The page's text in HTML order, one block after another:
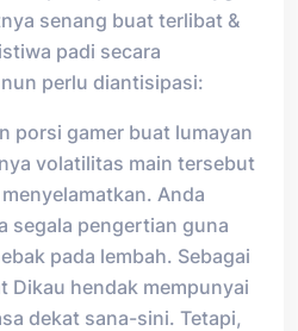
senang buat terlibat &
padi secara
perlu diantisipasi:
porsi gamer buat lumayan
volatilitas main tersebut
Anda
segala pengertian guna
pada lembah. Sebagai
Dikau hendak mempunyai
dekat sana-sini. Tetapi,